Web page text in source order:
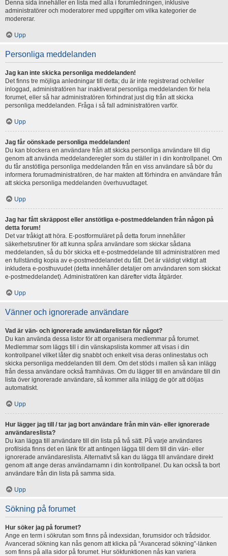
Denna sida innehåller en lista med alla i forumledningen, inklusive
administratörer och moderatorer med uppgifter om vilka kategorier de
modererar.
Upp
Personliga meddelanden
Jag kan inte skicka personliga meddelanden!
Det finns tre möjliga anledningar till detta; du är inte registrerad och/eller
inloggad, administratören har inaktiverat personliga meddelanden för hela
forumet, eller så har administratören förhindrat just dig från att skicka
personliga meddelanden. Fråga i så fall administratören varför.
Upp
Jag får oönskade personliga meddelanden!
Du kan blockera en användare från att skicka personliga användare till dig
genom att använda meddelanderegler som du ställer in i din kontrollpanel. Om
du får anstötliga personliga meddelanden från en viss användare så bör du
informera forumadministratören, de har makten att förhindra en användare från
att skicka personliga meddelanden överhuvudtaget.
Upp
Jag har fått skräppost eller anstötliga e-postmeddelanden från någon på
detta forum!
Det var tråkigt att höra. E-postformuläret på detta forum innehåller
säkerhetsrutiner för att kunna spåra användare som skickar sådana
meddelanden, så du bör skicka ett e-postmeddelande till administratören med
en fullständig kopia av e-postmeddelandet du fått. Det är väldigt viktigt att
inkludera e-posthuvudet (detta innehåller detaljer om användaren som skickat
e-postmeddelandet). Administratören kan därefter vidta åtgärder.
Upp
Vänner och ignorerade användare
Vad är vän- och ignorerade användarelistan för något?
Du kan använda dessa listor för att organisera medlemmar på forumet.
Medlemmar som läggs till i din vänskapslista kommer att visas i din
kontrollpanel vilket låter dig snabbt och enkelt visa deras onlinestatus och
skicka personliga meddelanden till dem. Om det stöds i mallen så kan inlägg
från dessa användare också framhävas. Om du lägger till en användare till din
lista över ignorerade användare, så kommer alla inlägg de gör att döljas
automatiskt.
Upp
Hur lägger jag till / tar jag bort användare från min vän- eller ignorerade
användareslista?
Du kan lägga till användare till din lista på två sätt. På varje användares
profilsida finns det en länk för att antingen lägga till dem till din vän- eller
ignorerade användareslista. Alternativt så kan du lägga till användare direkt
genom att ange deras användarnamn i din kontrollpanel. Du kan också ta bort
användare från din lista på samma sida.
Upp
Sökning på forumet
Hur söker jag på forumet?
Ange en term i sökrutan som finns på indexsidan, forumsidor och trådsidor.
Avancerad sökning kan nås genom att klicka på “Avancerad sökning”-länken
som finns på alla sidor på forumet. Hur sökfunktionen nås kan variera